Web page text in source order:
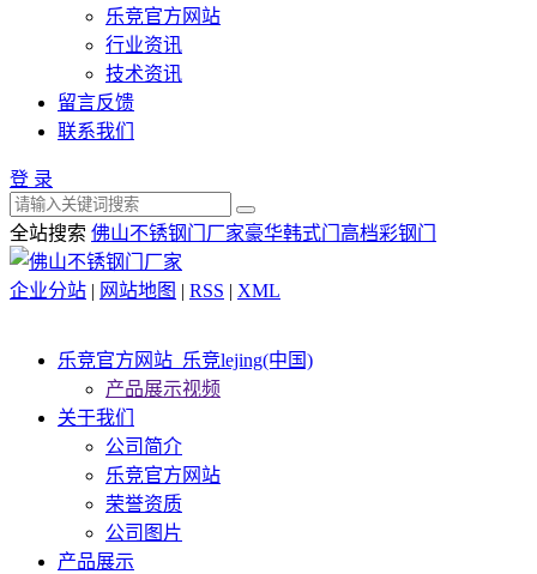
乐竞官方网站
行业资讯
技术资讯
留言反馈
联系我们
登 录
全站搜索 佛山不锈钢门厂家豪华韩式门 高档彩钢门
企业分站 | 网站地图 | RSS | XML
乐竞官方网站_乐竞lejing(中国)
产品展示视频
关于我们
公司简介
乐竞官方网站
荣誉资质
公司图片
产品展示